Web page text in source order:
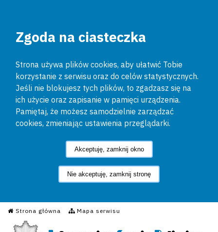
Zgoda na ciasteczka
Strona używa plików cookies, aby ułatwić Tobie
korzystanie z serwisu oraz do celów statystycznych.
Jeśli nie blokujesz tych plików, to zgadzasz się na
ich użycie oraz zapisanie w pamięci urządzenia.
Pamiętaj, że możesz samodzielnie zarządzać
cookies, zmieniając ustawienia przeglądarki.
Akceptuję, zamknij okno
Nie akceptuję, zamknij stronę
Strona główna Mapa serwisu
Informacyjny Serwis